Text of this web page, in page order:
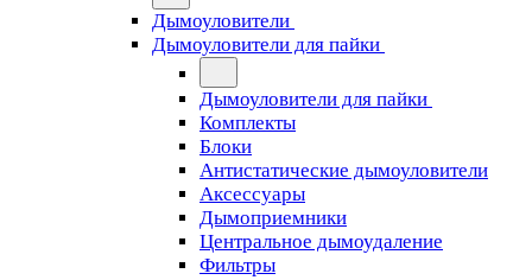
Дымоуловители
Дымоуловители для пайки
Дымоуловители для пайки
Комплекты
Блоки
Антистатические дымоуловители
Аксессуары
Дымоприемники
Центральное дымоудаление
Фильтры